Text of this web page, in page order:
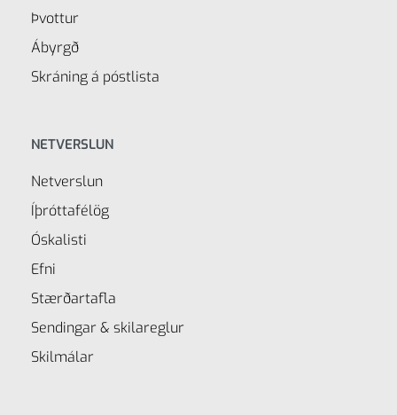
Þvottur
Ábyrgð
Skráning á póstlista
NETVERSLUN
Netverslun
Íþróttafélög
Óskalisti
Efni
Stærðartafla
Sendingar & skilareglur
Skilmálar